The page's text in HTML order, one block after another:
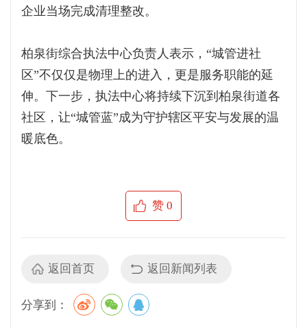
企业当场完成清理整改。
柏泉街综合执法中心负责人表示，“城管进社
区”不仅仅是物理上的进入，更是服务职能的延
伸。下一步，执法中心将持续下沉到柏泉街道各
社区，让“城管蓝”成为守护辖区平安与发展的温
暖底色。
赞0
返回首页 返回新闻列表
分享到：